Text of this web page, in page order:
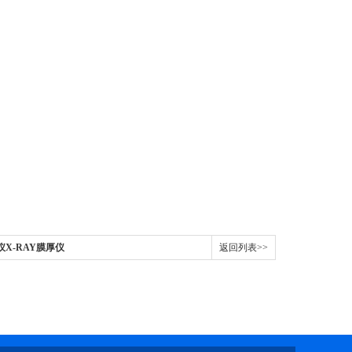
X-RAY膜厚仪 返回列表>>